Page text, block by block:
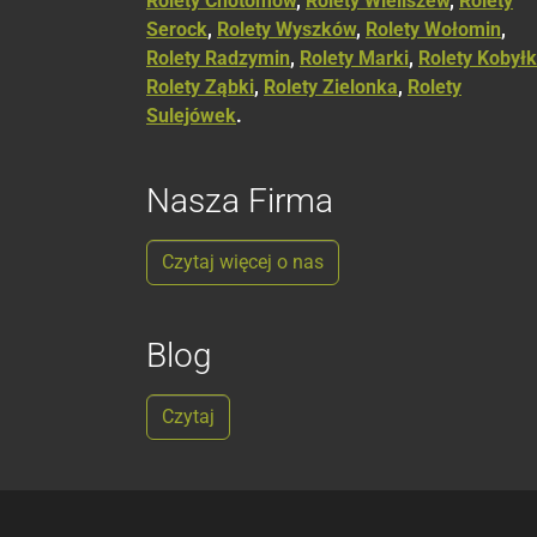
Serock, Rolety Wyszków, Rolety Wołomin,
Rolety Radzymin, Rolety Marki, Rolety
Rolety Ząbki, Rolety Zielonka, Rolety
Sulejówek.
Nasza Firma
Czytaj więcej o nas
Blog
Czytaj